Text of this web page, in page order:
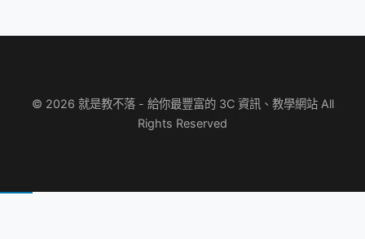
© 2026 就是教不落 - 給你最豐富的 3C 資訊、教學網站 All
Rights Reserved